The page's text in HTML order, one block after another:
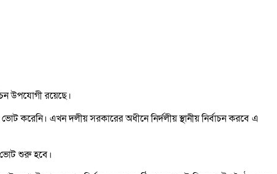
উপযোগী রয়েছে।
করেনি। এখন দলীয় সরকারের অধীনে নির্দলীয় স্থানীয় নির্বাচন করবে এ
ভোট শুরু হবে।